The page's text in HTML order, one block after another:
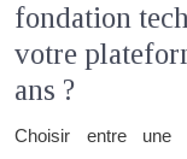
fondation
votre
ans ?
Choisir entre une